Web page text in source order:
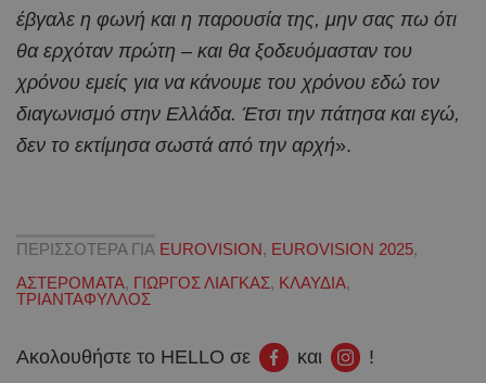
έβγαλε η φωνή και η παρουσία της, μην σας πω ότι
θα ερχόταν πρώτη – και θα ξοδευόμασταν του
χρόνου εμείς για να κάνουμε του χρόνου εδώ τον
διαγωνισμό στην Ελλάδα. Έτσι την πάτησα και εγώ,
δεν το εκτίμησα σωστά από την αρχή».
ΠΕΡΙΣΣΟΤΕΡΑ ΓΙΑ EUROVISION, EUROVISION 2025,
ΑΣΤΕΡΟΜΑΤΑ, ΓΙΩΡΓΟΣ ΛΙΑΓΚΑΣ, ΚΛΑΥΔΙΑ,
ΤΡΙΑΝΤΑΦΥΛΛΟΣ
Ακολουθήστε το HELLO σε και !